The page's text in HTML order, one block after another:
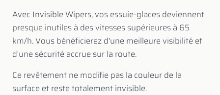
Avec Invisible Wipers, vos essuie-glaces deviennent
presque inutiles à des vitesses supérieures à 65
km/h. Vous bénéficierez d'une meilleure visibilité et
d'une sécurité accrue sur la route.
Ce revêtement ne modifie pas la couleur de la
surface et reste totalement invisible.